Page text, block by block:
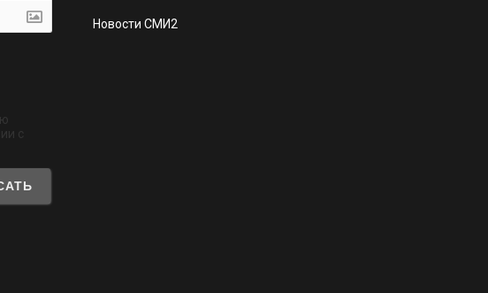
с
Новости СМИ2